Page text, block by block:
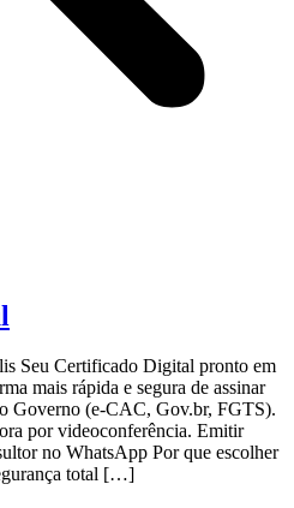
Seu Certificado Digital pronto em
mais rápida e segura de assinar
Governo (e-CAC, Gov.br, FGTS).
por videoconferência. Emitir
no WhatsApp Por que escolher
total […]